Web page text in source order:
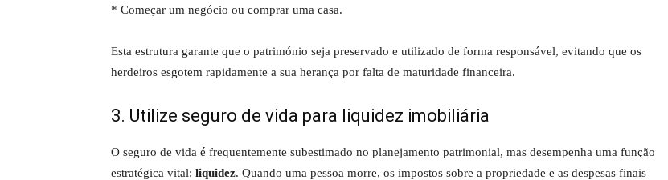
* Começar um negócio ou comprar uma casa.
Esta estrutura garante que o património seja preservado e utilizado de forma responsável, evitando que os
herdeiros esgotem rapidamente a sua herança por falta de maturidade financeira.
3. Utilize seguro de vida para liquidez imobiliária
O seguro de vida é frequentemente subestimado no planejamento patrimonial, mas desempenha uma função
estratégica vital: liquidez. Quando uma pessoa morre, os impostos sobre a propriedade e as despesas finais